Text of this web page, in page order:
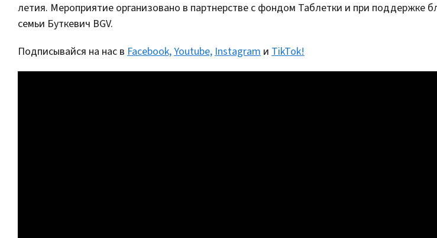
летия. Мероприятие организовано в партнерстве с фондом Таблетки и при поддержке
семьи Буткевич BGV.
Подписывайся на нас в Facebook,Youtube,Instagram и TikTok!